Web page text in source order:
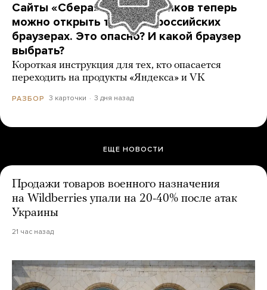
Сайты «Сбера» и других банков теперь
можно открыть только в российских
браузерах. Это опасно? И какой браузер
выбрать?
Короткая инструкция для тех, кто опасается
переходить на продукты «Яндекса» и VK
РАЗБОР 3 карточки 3 дня назад
ЕЩЕ НОВОСТИ
Продажи товаров военного назначения
на Wildberries упали на 20-40% после атак
Украины
21 час назад